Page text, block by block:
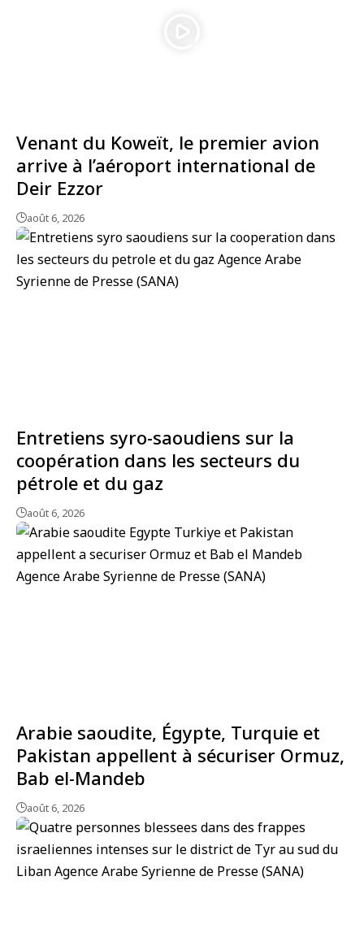
Venant du Koweït, le premier avion
arrive à l’aéroport international de
Deir Ezzor
août 6, 2026
Entretiens syro-saoudiens sur la
coopération dans les secteurs du
pétrole et du gaz
août 6, 2026
Arabie saoudite, Égypte, Turquie et
Pakistan appellent à sécuriser Ormuz,
Bab el-Mandeb
août 6, 2026